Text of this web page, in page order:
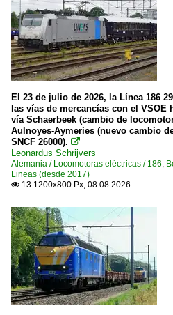
El 23 de julio de 2026, la Línea 186
las vías de mercancías con el VSOE
vía Schaerbeek (cambio de
Aulnoyes-Aymeries (nuevo cambio
SNCF 26000). 
Leonardus Schrijvers
Alemania / Locomotoras eléctricas / 186,
Lineas (desde 2017)
 13 1200x800 Px, 08.08.2026